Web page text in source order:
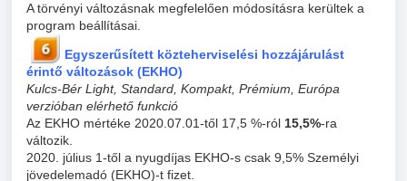
A törvényi változásnak megfelelően módosításra kerültek a
program beállításai.
Egyszerűsített közteherviselési hozzájárulást
érintő változások (EKHO)
Kulcs-Bér Light, Standard, Kompakt, Prémium, Európa
verzióban elérhető funkció
Az EKHO mértéke 2020.07.01-től 17,5 %-ról 15,5%-ra
változik.
2020. július 1-től a nyugdíjas EKHO-s csak 9,5% Személyi
jövedelemadó (EKHO)-t fizet.